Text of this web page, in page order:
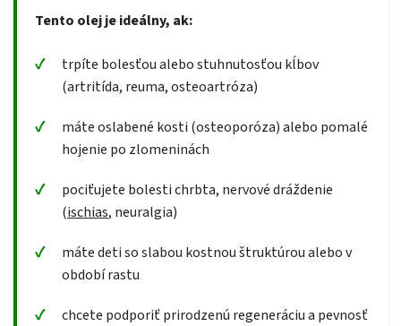
Tento olej je ideálny, ak:
trpíte bolesťou alebo stuhnutosťou kĺbov
(artritída, reuma, osteoartróza)
máte oslabené kosti (osteoporóza) alebo pomalé
hojenie po zlomeninách
pociťujete bolesti chrbta, nervové dráždenie
(ischias, neuralgia)
máte deti so slabou kostnou štruktúrou alebo v
období rastu
chcete podporiť prirodzenú regeneráciu a pevnosť